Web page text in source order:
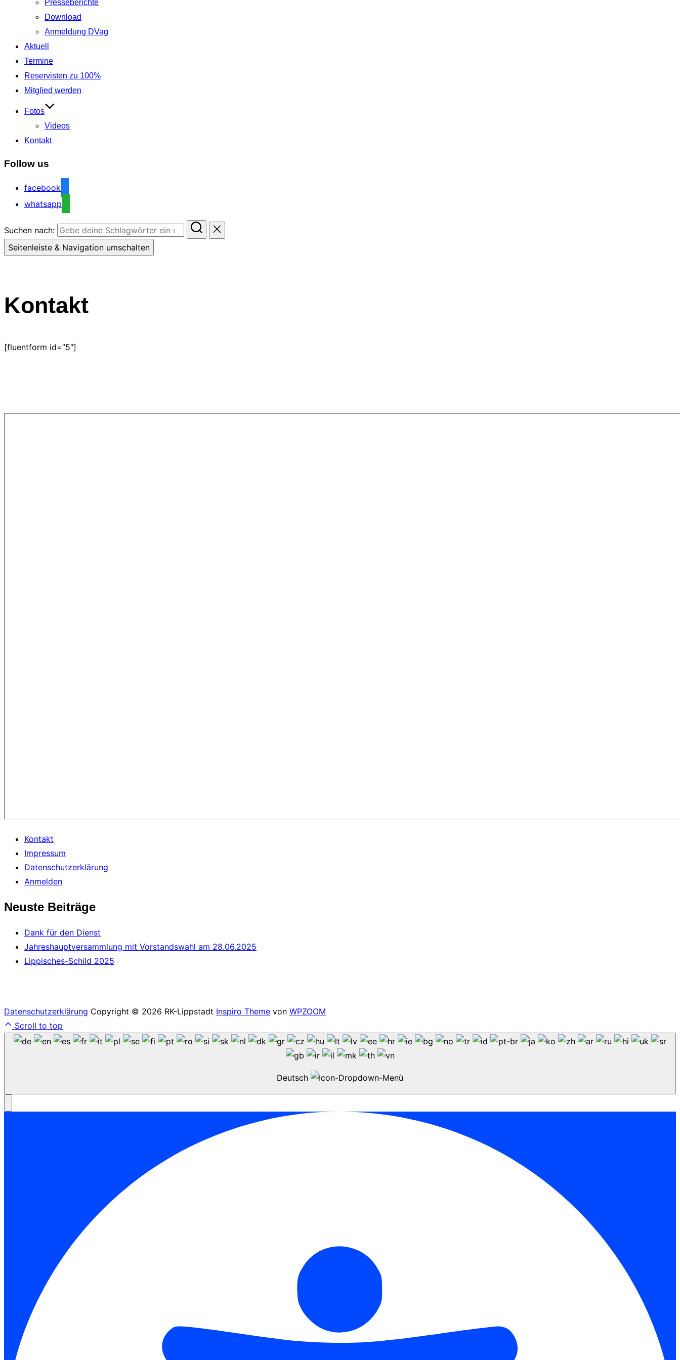
Presseberichte
Download
Anmeldung DVag
Aktuell
Termine
Reservisten zu 100%
Mitglied werden
Fotos
Videos
Kontakt
Follow us
facebook
whatsapp
Suchen nach:
Seitenleiste & Navigation umschalten
Kontakt
[fluentform id=”5″]
Kontakt
Impressum
Datenschutzerklärung
Anmelden
Neuste Beiträge
Dank für den Dienst
Jahreshauptversammlung mit Vorstandswahl am 28.06.2025
Lippisches-Schild 2025
Datenschutzerklärung Copyright © 2026 RK-Lippstadt Inspiro Theme von WPZOOM
Scroll to top
Deutsch